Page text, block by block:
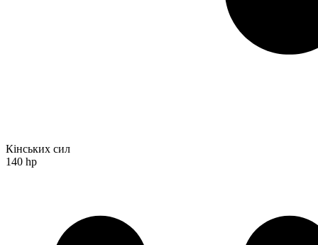
Кінських сил
140 hp